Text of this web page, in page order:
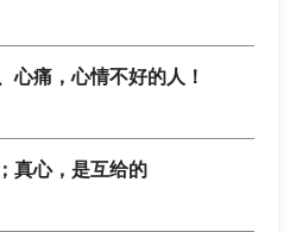
心痛，心情不好的人！
真心，是互给的